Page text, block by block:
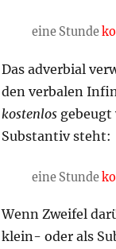
eine Stunde
Das adverbial
den verbalen
kostenlosgebeugt
Substantiv steht:
eine Stunde
Wenn Zweifel
klein- oder als